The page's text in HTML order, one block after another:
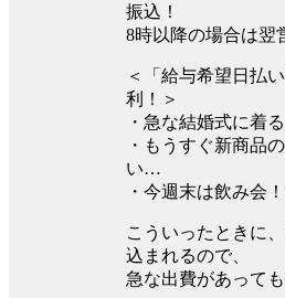
振込！
8時以降の場合は翌
＜「給与希望日払
利！＞
・急な結婚式に着
・もうすぐ新商品
い…
・今週末は飲み会
こういったときに
込まれるので、
急な出費があって